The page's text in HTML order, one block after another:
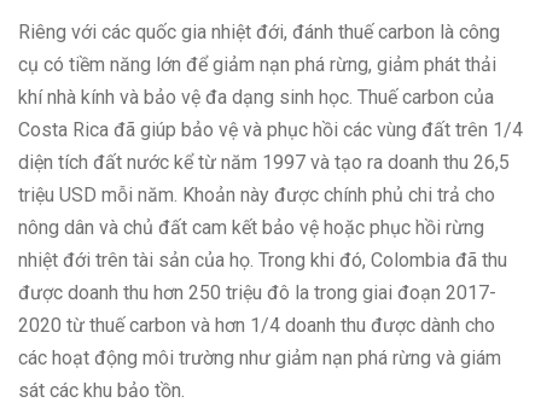
Riêng với các quốc gia nhiệt đới, đánh thuế carbon là công
cụ có tiềm năng lớn để giảm nạn phá rừng, giảm phát thải
khí nhà kính và bảo vệ đa dạng sinh học. Thuế carbon của
Costa Rica đã giúp bảo vệ và phục hồi các vùng đất trên 1/4
diện tích đất nước kể từ năm 1997 và tạo ra doanh thu 26,5
triệu USD mỗi năm. Khoản này được chính phủ chi trả cho
nông dân và chủ đất cam kết bảo vệ hoặc phục hồi rừng
nhiệt đới trên tài sản của họ. Trong khi đó, Colombia đã thu
được doanh thu hơn 250 triệu đô la trong giai đoạn 2017-
2020 từ thuế carbon và hơn 1/4 doanh thu được dành cho
các hoạt động môi trường như giảm nạn phá rừng và giám
sát các khu bảo tồn.